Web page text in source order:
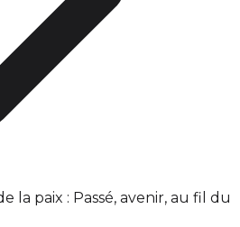
la paix : Passé, avenir, au fil du